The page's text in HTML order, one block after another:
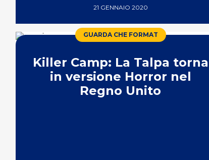
21 GENNAIO 2020
GUARDA CHE FORMAT
Killer Camp: La Talpa torna
in versione Horror nel
Regno Unito